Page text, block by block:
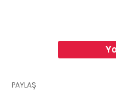
PAYLAŞ